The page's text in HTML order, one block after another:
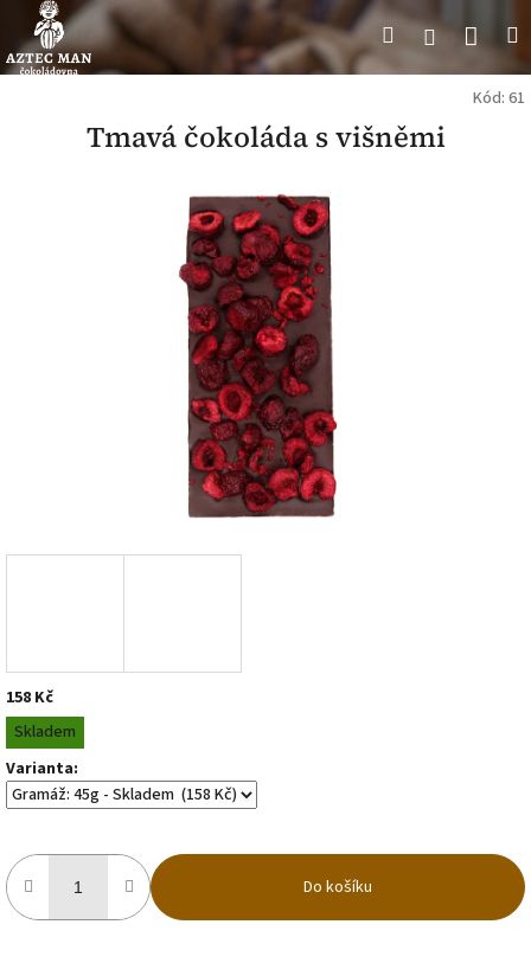
obsah
HledatPřihlášení
Kód: 61
Tmavá čokoláda s višněmi
158 Kč
Měrná
cena:
Skladem
Varianta:
Do košíku